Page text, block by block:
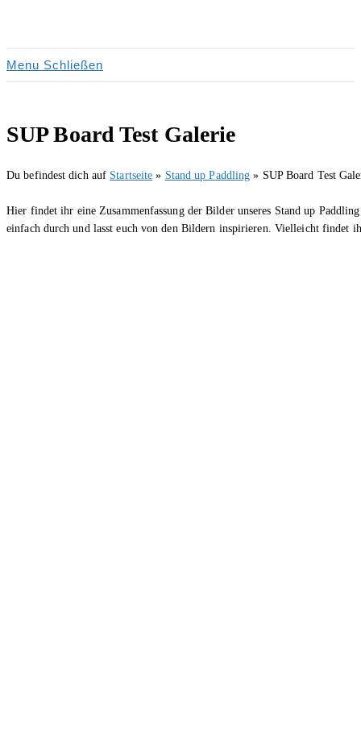
Menu Schließen
SUP Board Test Galerie
Du befindest dich auf Startseite » Stand up Paddling » SUP Board Test
Hier findet ihr eine Zusammenfassung der Bilder unseres Stand up
einfach durch und lasst euch von den Bildern inspirieren. Vielleicht findet